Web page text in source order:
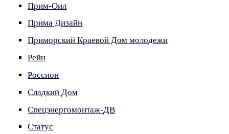
Прим-Оил
Прима Дизайн
Приморский Краевой Дом молодежи
Рейн
Россион
Сладкий Дом
Спецэнергомонтаж-ДВ
Статус